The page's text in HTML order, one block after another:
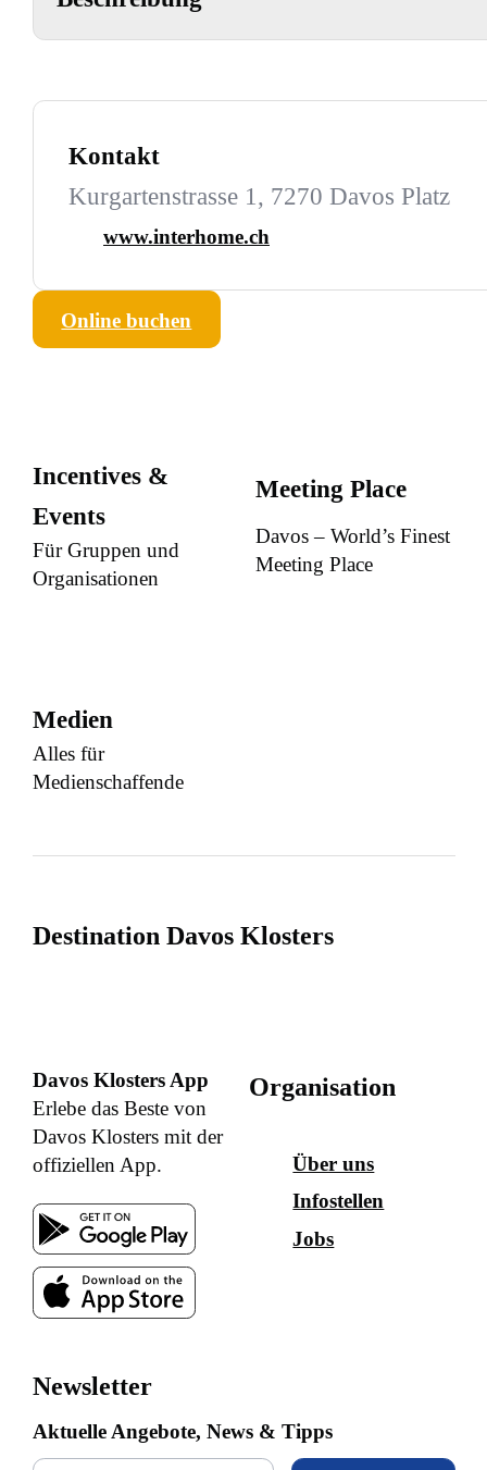
Kontakt
Kurgartenstrasse 1, 7270 Davos Platz
www.interhome.ch
Online buchen
Incentives &
Events
Für Gruppen und
Organisationen
Meeting Place
Davos – World’s Finest
Meeting Place
Medien
Alles für
Medienschaffende
Destination Davos Klosters
Davos Klosters App
Erlebe das Beste von
Davos Klosters mit der
offiziellen App.
Organisation
Über uns
Infostellen
Jobs
Newsletter
Aktuelle Angebote, News & Tipps